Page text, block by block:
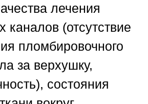
лечения
каналов (отсутствие
пломбировочного
за верхушку,
состояния